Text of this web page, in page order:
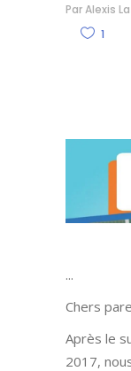
ParAlexis
1
Chers
Après le
2017,